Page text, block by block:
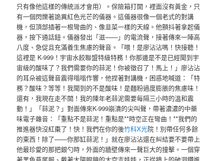
只有像他這樣的傳統派才會用）。保險箱打開，裡面沒有黃金，只
有一個閃爍著詭異紅色光芒的儀器。這儀器很像一個老式的對講
機，但頂部插著一根彎曲的、像韭菜一樣的天線。他顫抖著拿起儀
器，按下通話鈕。儀器發出「滋——」的電流聲，接著傳來一陣高
八度、急促且充滿養生焦慮的聲音。「喂！是廖沾沾嗎！快接聽！
這裡是 K-999！宇宙水餃聯盟特級特務！你那邊是不是已經聞到宇
宙級的酸味了？我們需要你的蒜泥！你被徵召了！馬上！」廖沾沾
的耳朵被這聲音震得嗡嗡作響，他捏著對講機，困惑地喊道：「特
務？酸味？等等！我聞到的不是酸味！是麵粉過度膨脹的焦慮味！
還有，我現在走不開！我的陳年老蒜泥需要每隔三小時的溫和震
動！」「蒜泥？」對面傳來K-999崩潰的尖叫聲，帶著濃濃的中藥
味電子雜音：「重點不是蒜泥！重點是**時空正在彎曲！**我們的
推進器快沒紅棗了！快！我們在你的後竹科X光院！別帶任何多餘
的東西！除了——你那缸蒜泥！」就在廖沾沾還在糾結要不要帶上
他最珍愛的那把銀勺時，外面的牆壁傳來一聲巨大的撞擊。一個穿